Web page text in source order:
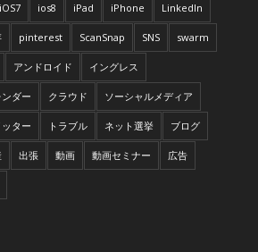
iOS7 ios8 iPad iPhone LinkedIn
pinterest ScanSnap SNS swarm
アンドロイド イングレス
ダー クラウド ソーシャルメディア
ター トラブル ネット選挙 ブログ
出張 動画 動画セミナー 広告